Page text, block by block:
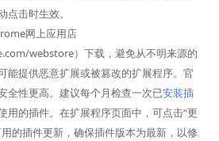
击时生效。
网上应用店
webstore）下载，避免从不明来源的
能提供恶意扩展或被篡改的扩展程序。官
全性更高。建议每个月检查一次已安装插
用的插件。在扩展程序页面中，可点击“更
的插件更新，确保插件版本为最新，以修